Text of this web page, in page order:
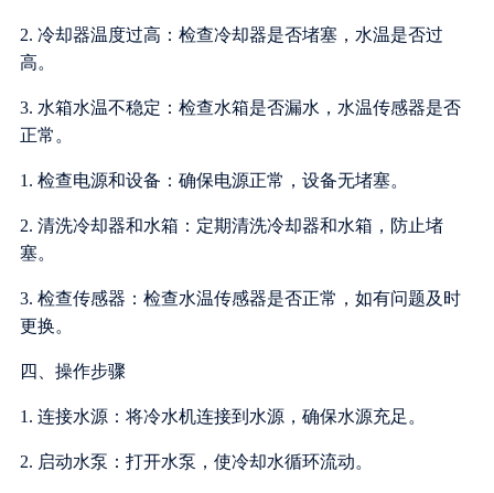
2. 冷却器温度过高：检查冷却器是否堵塞，水温是否过
高。
3. 水箱水温不稳定：检查水箱是否漏水，水温传感器是否
正常。
1. 检查电源和设备：确保电源正常，设备无堵塞。
2. 清洗冷却器和水箱：定期清洗冷却器和水箱，防止堵
塞。
3. 检查传感器：检查水温传感器是否正常，如有问题及时
更换。
四、操作步骤
1. 连接水源：将冷水机连接到水源，确保水源充足。
2. 启动水泵：打开水泵，使冷却水循环流动。